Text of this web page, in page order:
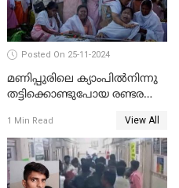
യുവതിയും പിടിയിൽ
Posted On 25-11-2024
മണിപ്പുരിലെ ക്യാംപില്‍നിന്നു
തട്ടിക്കൊണ്ടുപോയ രണ്ടര
പീഡനത്തിനിരയായി
1 Min Read View All